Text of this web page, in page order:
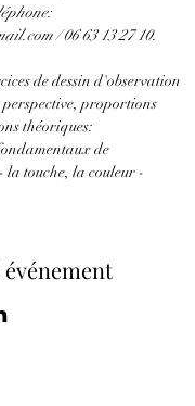
/ 06 63 13 27 10.
de dessin d'observation
proportions
théoriques:
de
la touche, la couleur -